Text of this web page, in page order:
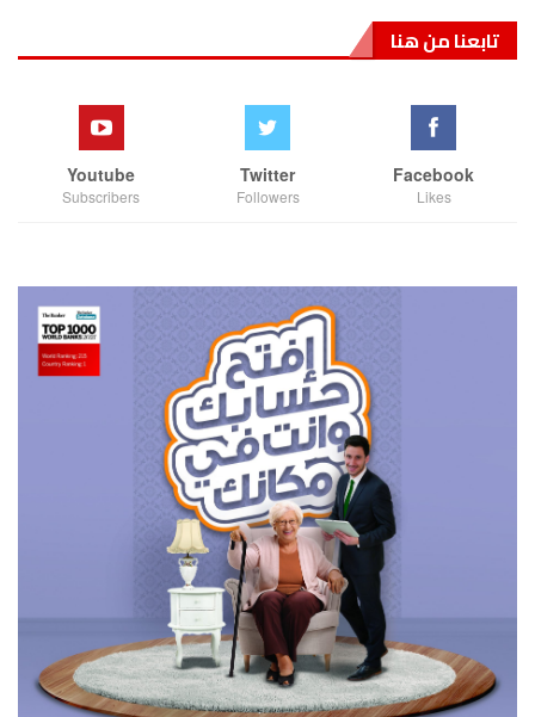
تابعنا من هنا
Facebook
Likes
Twitter
Followers
Youtube
Subscribers